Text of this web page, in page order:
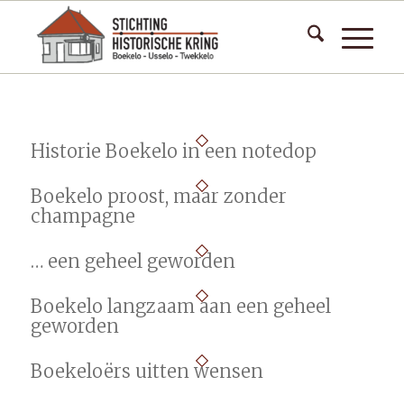
Historie Boekelo in een notedop
Boekelo proost, maar zonder
champagne
… een geheel geworden
Boekelo langzaam aan een geheel
geworden
Boekeloërs uitten wensen